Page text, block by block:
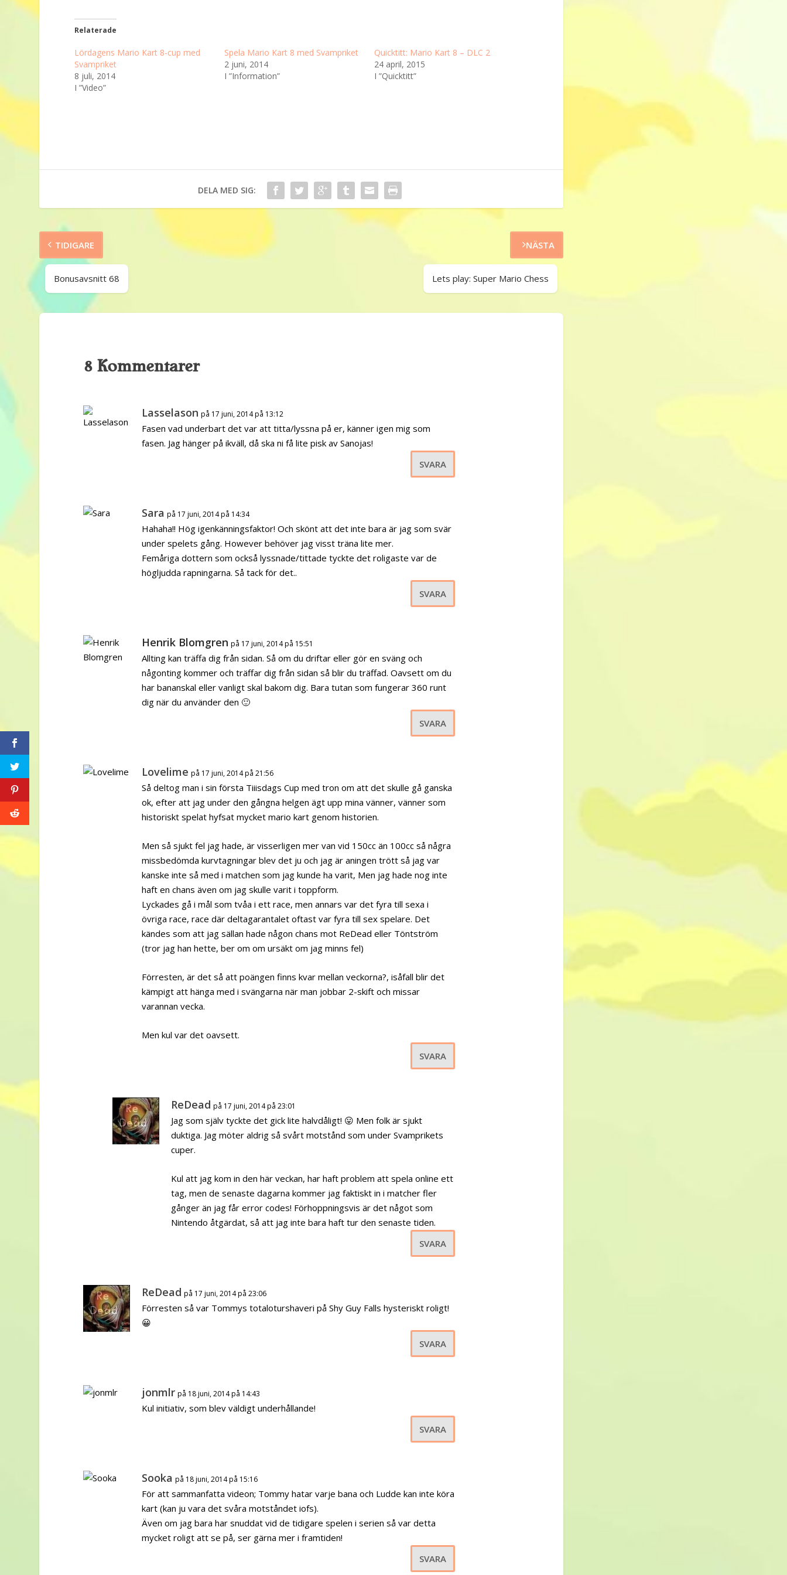
Relaterade
Lördagens Mario Kart 8-cup med
Svampriket
8 juli, 2014
I ”Video”
Spela Mario Kart 8 med Svampriket
2 juni, 2014
I ”Information”
Quicktitt: Mario Kart 8 – DLC 2
24 april, 2015
I ”Quicktitt”
DELA MED SIG:
TIDIGARE
Bonusavsnitt 68
NÄSTA
Lets play: Super Mario Chess
8 Kommentarer
Lasselason på 17 juni, 2014 på 13:12
Fasen vad underbart det var att titta/lyssna på er, känner igen mig som
fasen. Jag hänger på ikväll, då ska ni få lite pisk av Sanojas!
SVARA
Sara på 17 juni, 2014 på 14:34
Hahaha!! Hög igenkänningsfaktor! Och skönt att det inte bara är jag som svär
under spelets gång. However behöver jag visst träna lite mer.
Femåriga dottern som också lyssnade/tittade tyckte det roligaste var de
högljudda rapningarna. Så tack för det..
SVARA
Henrik Blomgren på 17 juni, 2014 på 15:51
Allting kan träffa dig från sidan. Så om du driftar eller gör en sväng och
någonting kommer och träffar dig från sidan så blir du träffad. Oavsett om du
har bananskal eller vanligt skal bakom dig. Bara tutan som fungerar 360 runt
dig när du använder den 🙂
SVARA
Lovelime på 17 juni, 2014 på 21:56
Så deltog man i sin första Tiiisdags Cup med tron om att det skulle gå ganska
ok, efter att jag under den gångna helgen ägt upp mina vänner, vänner som
historiskt spelat hyfsat mycket mario kart genom historien.
Men så sjukt fel jag hade, är visserligen mer van vid 150cc än 100cc så några
missbedömda kurvtagningar blev det ju och jag är aningen trött så jag var
kanske inte så med i matchen som jag kunde ha varit, Men jag hade nog inte
haft en chans även om jag skulle varit i toppform.
Lyckades gå i mål som tvåa i ett race, men annars var det fyra till sexa i
övriga race, race där deltagarantalet oftast var fyra till sex spelare. Det
kändes som att jag sällan hade någon chans mot ReDead eller Töntström
(tror jag han hette, ber om om ursäkt om jag minns fel)
Förresten, är det så att poängen finns kvar mellan veckorna?, isåfall blir det
kämpigt att hänga med i svängarna när man jobbar 2-skift och missar
varannan vecka.
Men kul var det oavsett.
SVARA
ReDead på 17 juni, 2014 på 23:01
Jag som själv tyckte det gick lite halvdåligt! 😛 Men folk är sjukt
duktiga. Jag möter aldrig så svårt motstånd som under Svamprikets
cuper.
Kul att jag kom in den här veckan, har haft problem att spela online ett
tag, men de senaste dagarna kommer jag faktiskt in i matcher fler
gånger än jag får error codes! Förhoppningsvis är det något som
Nintendo åtgärdat, så att jag inte bara haft tur den senaste tiden.
SVARA
ReDead på 17 juni, 2014 på 23:06
Förresten så var Tommys totaloturshaveri på Shy Guy Falls hysteriskt roligt!
😀
SVARA
jonmlr på 18 juni, 2014 på 14:43
Kul initiativ, som blev väldigt underhållande!
SVARA
Sooka på 18 juni, 2014 på 15:16
För att sammanfatta videon; Tommy hatar varje bana och Ludde kan inte köra
kart (kan ju vara det svåra motståndet iofs).
Även om jag bara har snuddat vid de tidigare spelen i serien så var detta
mycket roligt att se på, ser gärna mer i framtiden!
SVARA